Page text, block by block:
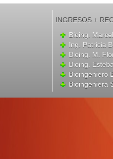
INGRESOS +
Bioing.
Ing. Patricia
Bioing. M.
Bioing.
Bioingeniero
Bioingeniera